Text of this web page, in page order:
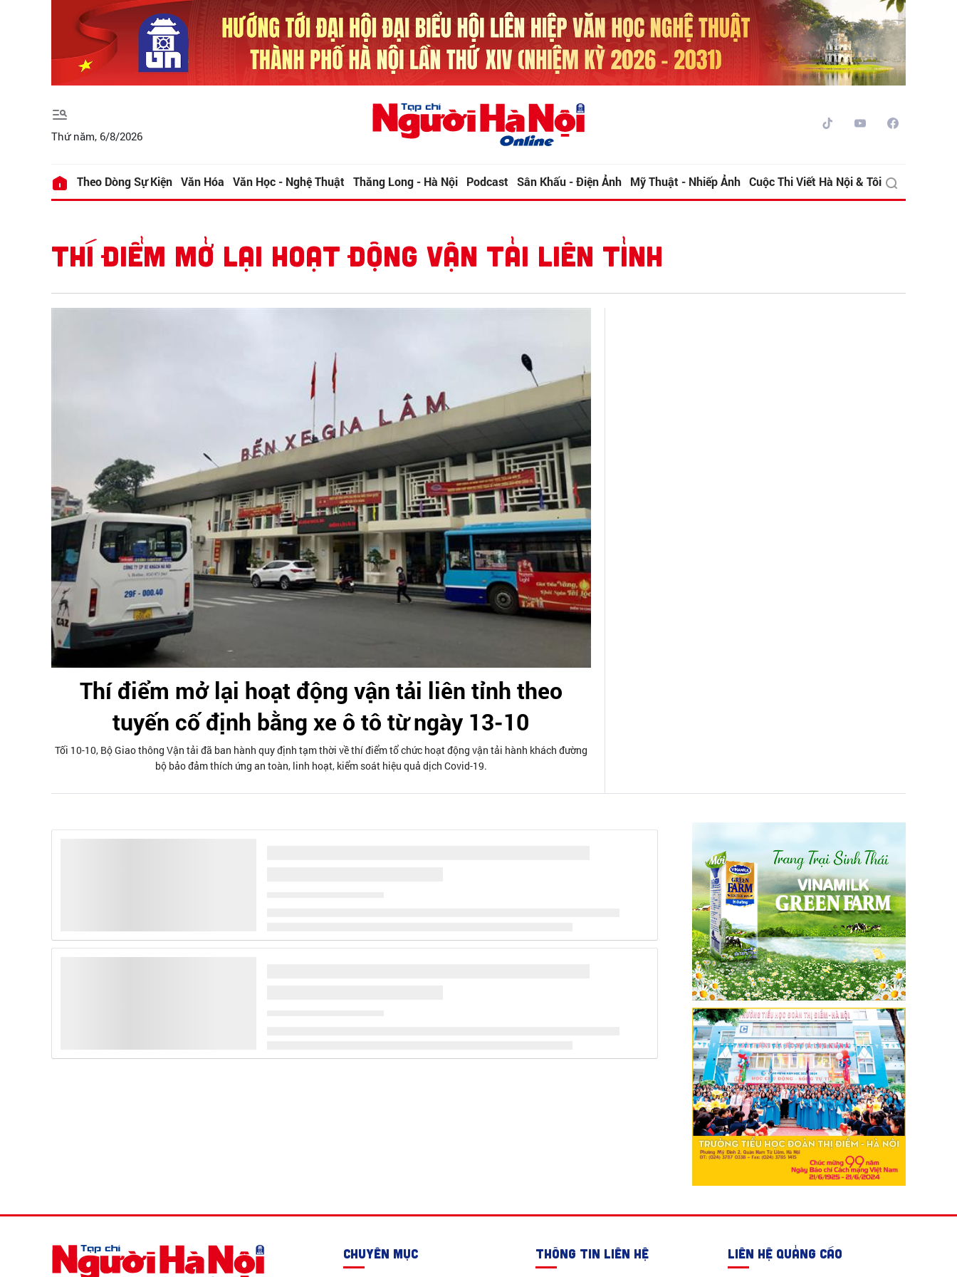
Thứ năm, 6/8/2026
Theo Dòng Sự Kiện Văn Hóa Văn Học - Nghệ Thuật Thăng Long - Hà Nội Podcast Sân Khấu - Điện Ảnh Mỹ Thuật - Nhiếp Ảnh Cuộc Thi Viết Hà Nội & Tôi
THÍ ĐIỂM MỞ LẠI HOẠT ĐỘNG VẬN TẢI LIÊN TỈNH
Thí điểm mở lại hoạt động vận tải liên tỉnh theo
tuyến cố định bằng xe ô tô từ ngày 13-10
Tối 10-10, Bộ Giao thông Vận tải đã ban hành quy định tạm thời về thí điểm tổ chức hoạt động vận tải hành khách đường
bộ bảo đảm thích ứng an toàn, linh hoạt, kiểm soát hiệu quả dịch Covid-19.
CHUYÊN MỤC THÔNG TIN LIÊN HỆ LIÊN HỆ QUẢNG CÁO